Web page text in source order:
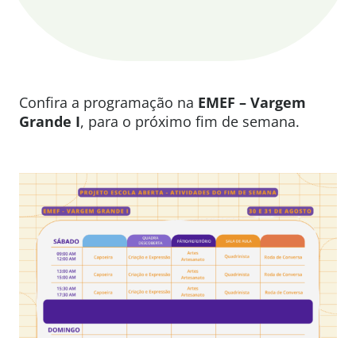
Confira a programação na EMEF – Vargem
Grande I, para o próximo fim de semana.